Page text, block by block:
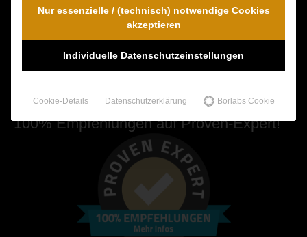
0800 0005574 - gebührenfrei
0421 54 895 10 - Fax
info@schmerzensgeld-spezialisten.de
100% Empfehlungen auf Proven-Expert!
Nur essenzielle / (technisch) notwendige Cookies
akzeptieren
Individuelle Datenschutzeinstellungen
Cookie-Details Datenschutzerklärung Borlabs Cookie